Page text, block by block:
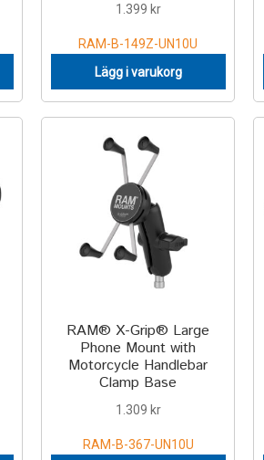
1.399 kr
RAM-B-149Z-UN10U
Lägg i varukorg
RAM® X-Grip® Large
Phone Mount with
Motorcycle Handlebar
Clamp Base
1.309 kr
RAM-B-367-UN10U